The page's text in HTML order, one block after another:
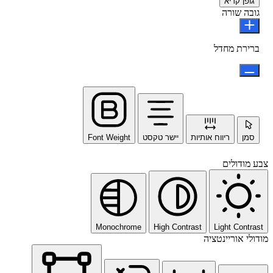
גובה שורה
ברירת מחדל
סמן ריווח אותיות יישר טקסט Font Weight
צבע מודולים
Light Contrast
High Contrast
Monochrome
מודולי אוריינטציה